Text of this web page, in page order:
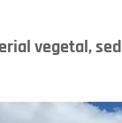
vegetal,